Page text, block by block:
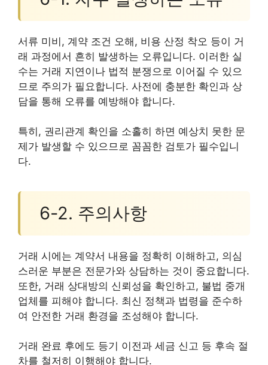
서류 미비, 계약 조건 오해, 비용 산정 착오 등이 거
래 과정에서 흔히 발생하는 오류입니다. 이러한 실
수는 거래 지연이나 법적 분쟁으로 이어질 수 있으
므로 주의가 필요합니다. 사전에 충분한 확인과 상
담을 통해 오류를 예방해야 합니다.
특히, 권리관계 확인을 소홀히 하면 예상치 못한 문
제가 발생할 수 있으므로 꼼꼼한 검토가 필수입니
다.
6-2. 주의사항
거래 시에는 계약서 내용을 정확히 이해하고, 의심
스러운 부분은 전문가와 상담하는 것이 중요합니다.
또한, 거래 상대방의 신뢰성을 확인하고, 불법 중개
업체를 피해야 합니다. 최신 정책과 법령을 준수하
여 안전한 거래 환경을 조성해야 합니다.
거래 완료 후에도 등기 이전과 세금 신고 등 후속 절
차를 철저히 이행해야 합니다.